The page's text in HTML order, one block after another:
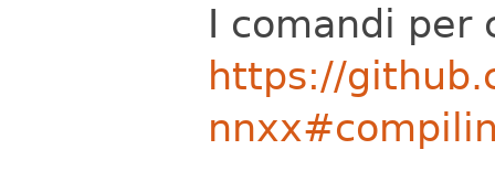
I comandi per
https://